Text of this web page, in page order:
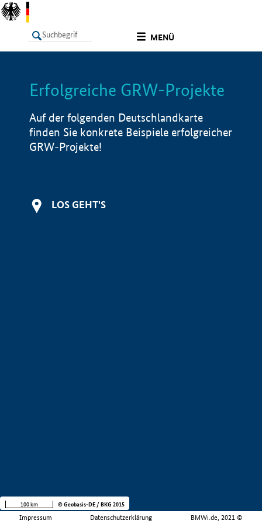
MENÜ
LISTE Info
Erfolgreiche GRW-Projekte
Auf der folgenden Deutschlandkarte
finden Sie konkrete Beispiele erfolgreicher
GRW-Projekte!
LOS GEHT'S
Impressum Datenschutzerklärung BMWi.de, 2021 ©
100 km © Geobasis-DE / BKG 2015